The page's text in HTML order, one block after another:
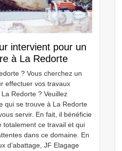
intervient pour un
à La Redorte
? Vous cherchez un
effectuer vos travaux
La Redorte ? Veuillez
qui se trouve à La Redorte
servir. En fait, il bénéficie
totalement ce travail et qui
dans ce domaine. En
d’abattage, JF Elagage